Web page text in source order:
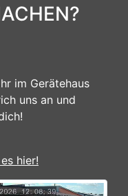
im Gerätehaus
uns an und
hier!